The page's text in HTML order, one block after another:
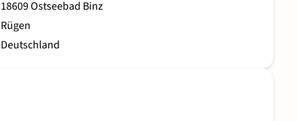
18609 Ostseebad Binz
Rügen
Deutschland